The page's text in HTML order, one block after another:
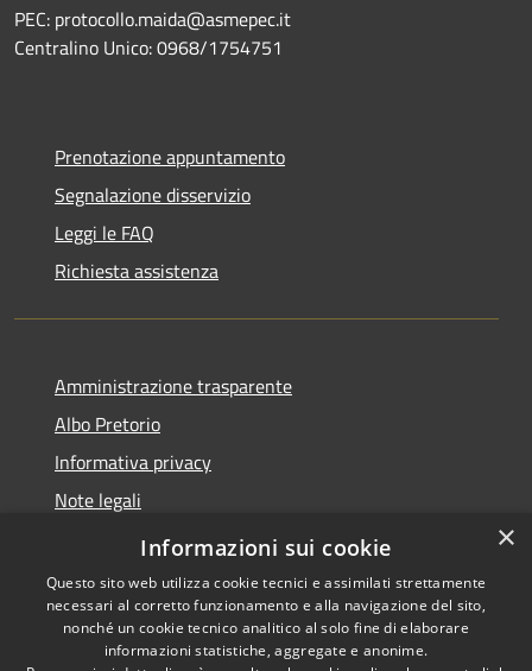
PEC: protocollo.maida@asmepec.it
Centralino Unico: 0968/1754751
Prenotazione appuntamento
Segnalazione disservizio
Leggi le FAQ
Richiesta assistenza
Amministrazione trasparente
Albo Pretorio
Informativa privacy
Note legali
Dichiarazione di accessibilità
Copyright © 2026 • Città di
×
Informazioni sui cookie
Questo sito web utilizza cookie tecnici e assimilati strettamente
necessari al corretto funzionamento e alla navigazione del sito,
nonché un cookie tecnico analitico al solo fine di elaborare
informazioni statistiche, aggregate e anonime.